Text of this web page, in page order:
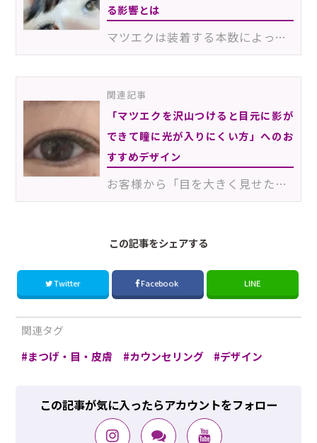
る影響とは
マツエクは装着する本数によって、仕上がりの印象が大きく変わります。ナチュラルな仕上がりを望むお客様…
関連記事
「マツエクを沢山つけると目元に影が
できて瞳に光が入りにくい方」へのお
すすめデザイン
お客様から「目を大きく見せたいから、エクステの本数を増やしてほしい」とオーダーされることがあるでし…
この記事をシェアする
Twitter Facebook LINE
関連タグ
まつげ・目・皮膚
カウンセリング デザイン
この記事が気に入ったらアカウントをフォロー